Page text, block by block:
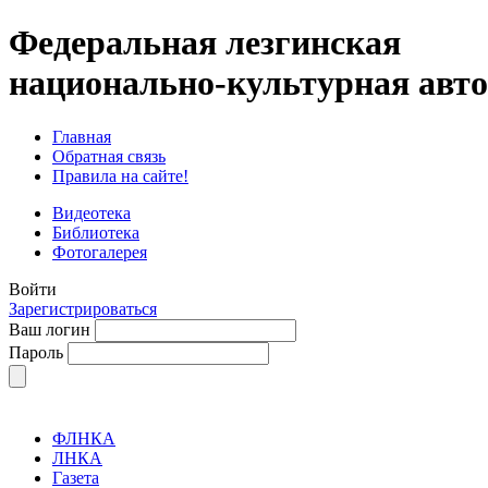
Федеральная лезгинская
национально-культурная
Главная
Обратная связь
Правила на сайте!
Видеотека
Библиотека
Фотогалерея
Войти
Зарегистрироваться
Ваш логин
Пароль
ФЛНКА
ЛНКА
Газета